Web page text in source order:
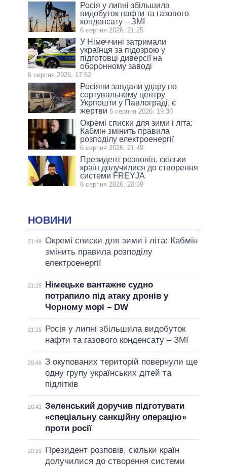
Росія у липні збільшила
видобуток нафти та газового
конденсату – ЗМІ
6 серпня 2026, 21:25
У Німеччині затримали
українця за підозрою у
підготовці диверсії на
оборонному заводі
6 серпня 2026, 17:52
Росіяни завдали удару по
сортувальному центру
Укрпошти у Павлограді, є
жертви 6 серпня 2026, 19:30
Окремі списки для зими і літа:
Кабмін змінить правила
розподілу електроенергії
6 серпня 2026, 21:49
Президент розповів, скільки
країн долучилися до створення
системи FREYJA
6 серпня 2026, 20:39
НОВИНИ
21:49 Окремі списки для зими і літа: Кабмін
змінить правила розподілу
електроенергії
21:29
Німецьке вантажне судно
потрапило під атаку дронів у
Чорному морі – DW
21:25
Росія у липні збільшила видобуток
нафти та газового конденсату – ЗМІ
20:46 З окупованих територій повернули ще
одну групу українських дітей та
підлітків
20:41
Зеленський доручив підготувати
«спеціальну санкційну операцію»
проти росії
20:39
Президент розповів, скільки країн
долучилися до створення системи